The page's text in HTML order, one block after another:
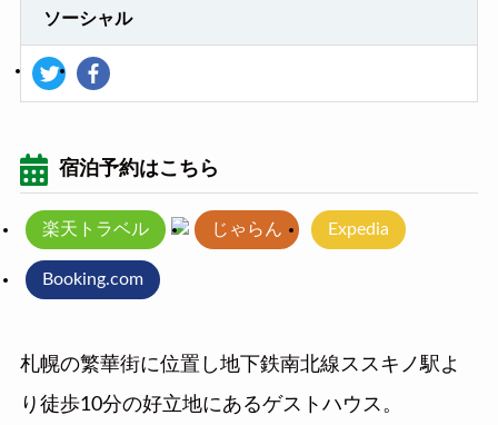
ソーシャル
宿泊予約はこちら
楽天トラベル じゃらん Expedia
Booking.com
札幌の繁華街に位置し地下鉄南北線ススキノ駅よ
り徒歩10分の好立地にあるゲストハウス。